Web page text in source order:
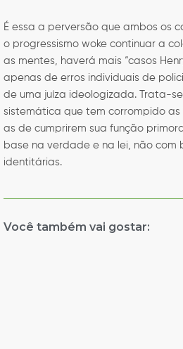
É essa a perversão que ambos os
o progressismo woke continuar a
as mentes, haverá mais “casos
apenas de erros individuais de
de uma juíza ideologizada. Trata-
sistemática que tem corrompido
as de cumprirem sua função
base na verdade e na lei, não com
identitárias.
Você também vai gostar: